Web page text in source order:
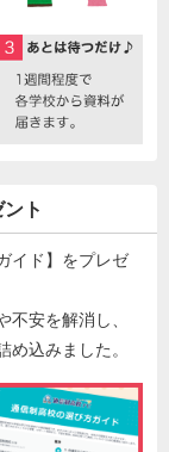
ト
イド】をプレゼ
安を解消し、
込みました。